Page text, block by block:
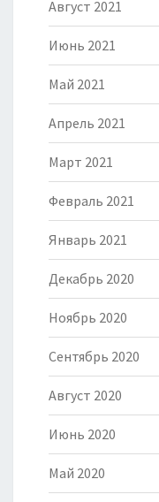
Август 2021
Июнь 2021
Май 2021
Апрель 2021
Март 2021
Февраль 2021
Январь 2021
Декабрь 2020
Ноябрь 2020
Сентябрь 2020
Август 2020
Июнь 2020
Май 2020